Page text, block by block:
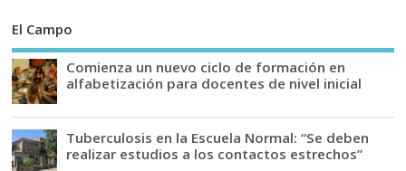
El Campo
Comienza un nuevo ciclo de formación en
alfabetización para docentes de nivel inicial
Tuberculosis en la Escuela Normal: “Se deben
realizar estudios a los contactos estrechos”